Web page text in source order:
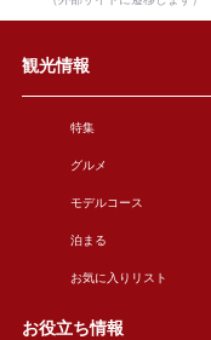
観光情報
特集
グルメ
モデルコース
泊まる
お気に入りリスト
お役立ち情報